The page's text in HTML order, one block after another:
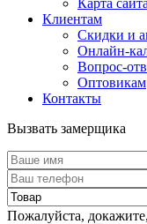
Карта сайта
Клиентам
Скидки и
Онлайн-
Вопрос-
Оптовикам
Контакты
Вызвать замерщика
Пожалуйста,